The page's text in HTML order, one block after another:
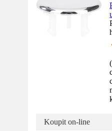
(
Koupit on-line